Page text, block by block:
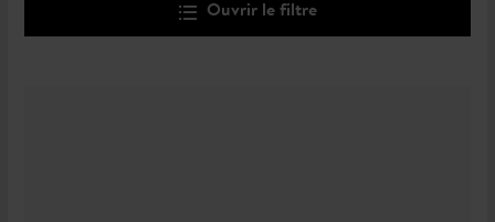
Ouvrir le filtre